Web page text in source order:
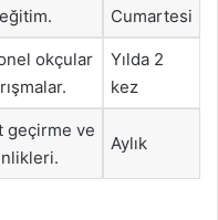
Cumartesi
okçular
Yılda 2
kez
geçirme ve
Aylık